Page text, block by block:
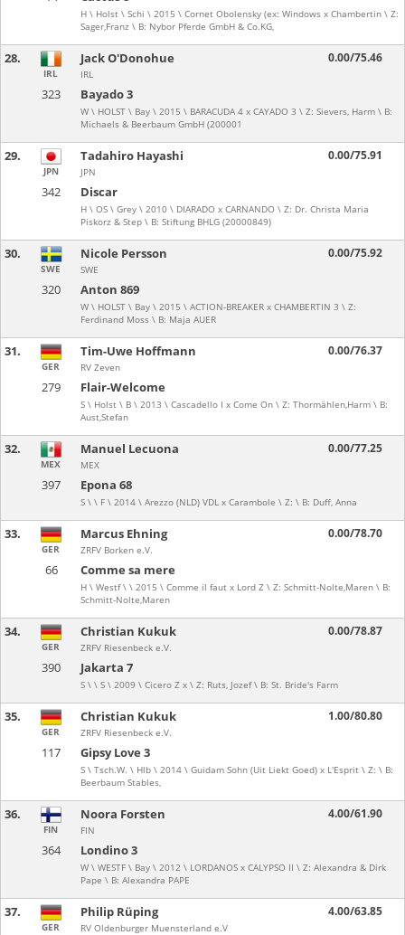
H \ Holst \ Schi \ 2015 \ Cornet Obolensky (ex: Windows x Chambertin \ Z:
Sager,Franz \ B: Nybor Pferde GmbH & Co.KG,
28.
323 Bayado 3
W \ HOLST \ Bay \ 2015 \ BARACUDA 4 x CAYADO 3 \ Z: Sievers, Harm \ B:
Michaels & Beerbaum GmbH (200001
IRL
Jack O'Donohue
IRL
0.00/75.46
29.
342 Discar
H \ OS \ Grey \ 2010 \ DIARADO x CARNANDO \ Z: Dr. Christa Maria
Piskorz & Step \ B: Stiftung BHLG (20000849)
JPN
Tadahiro Hayashi
JPN
0.00/75.91
30.
320 Anton 869
W \ HOLST \ Bay \ 2015 \ ACTION-BREAKER x CHAMBERTIN 3 \ Z:
Ferdinand Moss \ B: Maja AUER
SWE
Nicole Persson
SWE
0.00/75.92
31.
279 Flair-Welcome
S \ Holst \ B \ 2013 \ Cascadello I x Come On \ Z: Thormählen,Harm \ B:
Aust,Stefan
GER
Tim-Uwe Hoffmann
RV Zeven
0.00/76.37
32.
397 Epona 68
S \ \ F \ 2014 \ Arezzo (NLD) VDL x Carambole \ Z: \ B: Duff, Anna
MEX
Manuel Lecuona
MEX
0.00/77.25
33.
66 Comme sa mere
H \ Westf \ \ 2015 \ Comme il faut x Lord Z \ Z: Schmitt-Nolte,Maren \ B:
Schmitt-Nolte,Maren
GER
Marcus Ehning
ZRFV Borken e.V.
0.00/78.70
34.
390 Jakarta 7
S \ \ S \ 2009 \ Cicero Z x \ Z: Ruts, Jozef \ B: St. Bride's Farm
GER
Christian Kukuk
ZRFV Riesenbeck e.V.
0.00/78.87
35.
117 Gipsy Love 3
S \ Tsch.W. \ Hlb \ 2014 \ Guidam Sohn (Uit Liekt Goed) x L'Esprit \ Z: \ B:
Beerbaum Stables,
GER
Christian Kukuk
ZRFV Riesenbeck e.V.
1.00/80.80
36.
364 Londino 3
W \ WESTF \ Bay \ 2012 \ LORDANOS x CALYPSO II \ Z: Alexandra & Dirk
Pape \ B: Alexandra PAPE
FIN
Noora Forsten
FIN
4.00/61.90
37.
GER
Philip Rüping
RV Oldenburger Muensterland e.V
4.00/63.85